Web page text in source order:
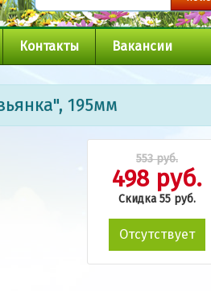
Контакты Вакансии
195мм
553 руб.
498 руб.
Скидка 55 руб.
Отсутствует